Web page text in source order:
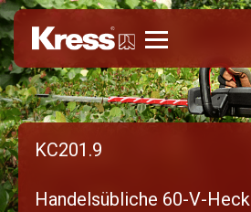
KC201.9
Handelsübliche 60-V-